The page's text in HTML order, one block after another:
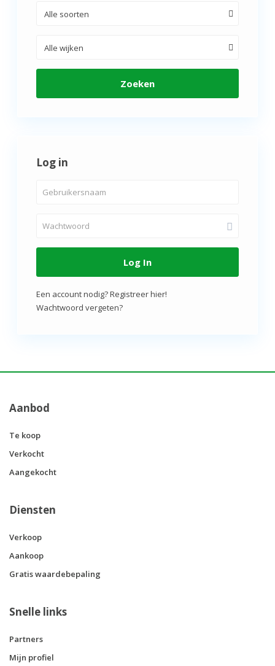
Alle soorten
Alle wijken
Zoeken
Log in
Log In
Een account nodig? Registreer hier!
Wachtwoord vergeten?
Aanbod
Te koop
Verkocht
Aangekocht
Diensten
Verkoop
Aankoop
Gratis waardebepaling
Snelle links
Partners
Mijn profiel